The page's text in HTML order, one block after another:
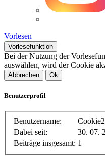
Vorlesen
Vorlesefunktion
Bei der Nutzung der
auswählen, wird der Cookie
Abbrechen Ok
Benutzerprofil
Benutzername:
Dabei seit:
30. 07.
Beiträge insgesamt: 1